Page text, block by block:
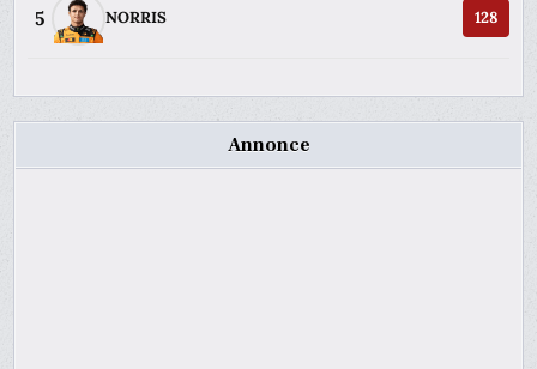
5 NORRIS 128
Annonce